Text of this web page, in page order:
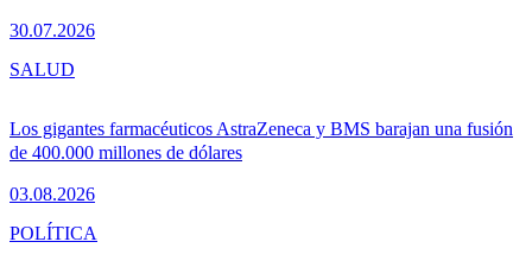
30.07.2026
Los gigantes farmacéuticos AstraZeneca y BMS barajan una fusión
de 400.000 millones de dólares
03.08.2026
SALUD
POLÍTICA